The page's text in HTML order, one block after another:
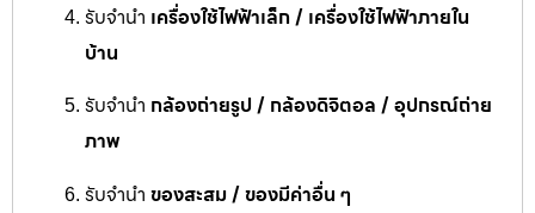
รับจำนำ เครื่องใช้ไฟฟ้าเล็ก / เครื่องใช้ไฟฟ้าภายใน
บ้าน
รับจำนำ กล้องถ่ายรูป / กล้องดิจิตอล / อุปกรณ์ถ่าย
ภาพ
รับจำนำ ของสะสม / ของมีค่าอื่น ๆ